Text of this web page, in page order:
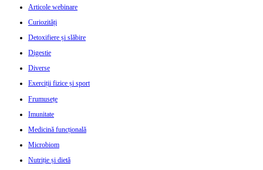
Articole webinare
Curiozități
Detoxifiere și slăbire
Digestie
Diverse
Exerciții fizice și sport
Frumusețe
Imunitate
Medicină funcțională
Microbiom
Nutriție și dietă